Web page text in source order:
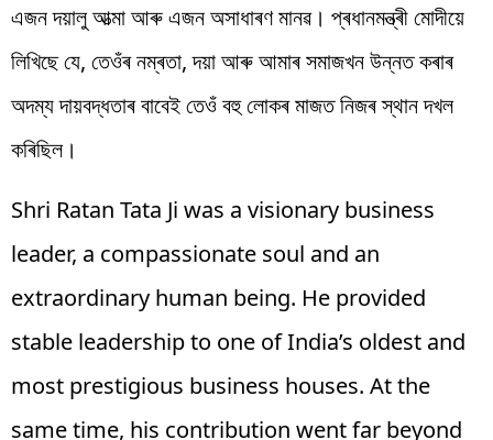
এজন দয়ালু আত্মা আৰু এজন অসাধাৰণ মানৱ। প্ৰধানমন্ত্ৰী মোদীয়ে
লিখিছে যে, তেওঁৰ নম্ৰতা, দয়া আৰু আমাৰ সমাজখন উন্নত কৰাৰ
অদম্য দায়বদ্ধতাৰ বাবেই তেওঁ বহু লোকৰ মাজত নিজৰ স্থান দখল
কৰিছিল।
Shri Ratan Tata Ji was a visionary business
leader, a compassionate soul and an
extraordinary human being. He provided
stable leadership to one of India’s oldest and
most prestigious business houses. At the
same time, his contribution went far beyond